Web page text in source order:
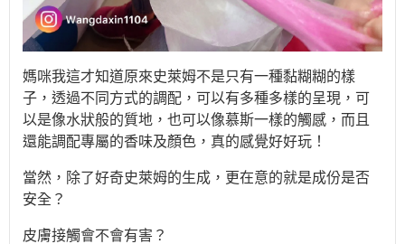
媽咪我這才知道原來史萊姆不是只有一種黏糊糊的樣
子，透過不同方式的調配，可以有多種多樣的呈現，可
以是像水狀般的質地，也可以像慕斯一樣的觸感，而且
還能調配專屬的香味及顏色，真的感覺好好玩！
當然，除了好奇史萊姆的生成，更在意的就是成份是否
安全？
皮膚接觸會不會有害？